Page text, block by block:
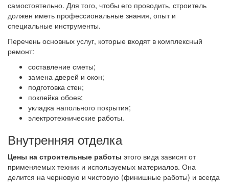
самостоятельно. Для того, чтобы его проводить, строитель
должен иметь профессиональные знания, опыт и
специальные инструменты.
Перечень основных услуг, которые входят в комплексный
ремонт:
составление сметы;
замена дверей и окон;
подготовка стен;
поклейка обоев;
укладка напольного покрытия;
электротехнические работы.
Внутренняя отделка
Цены на строительные работы этого вида зависят от
применяемых техник и используемых материалов. Она
делится на черновую и чистовую (финишные работы) и всегда